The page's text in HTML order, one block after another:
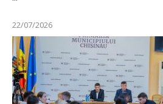
22/07/2026